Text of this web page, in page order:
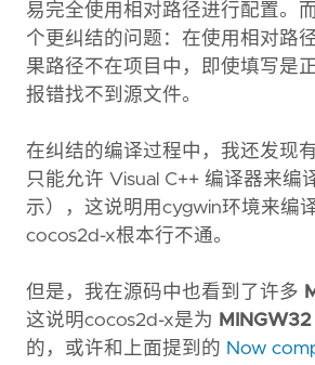
易完全使用相对路径进行配置。
个更纠结的问题：在使用相对路
果路径不在项目中，即使填写是
报错找不到源文件。
在纠结的编译过程中，我还发现
只能允许 Visual C++ 编译器来编
示），这说明用cygwin环境来编
cocos2d-x根本行不通。
但是，我在源码中也看到了许多
这说明cocos2d-x是为 MINGW32
的，或许和上面提到的 Now